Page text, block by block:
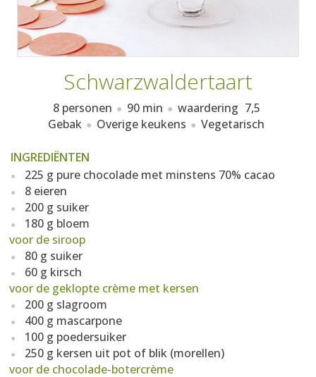
Schwarzwaldertaart
8 personen 90 min waardering 7,5
Gebak
Overige keukens Vegetarisch
INGREDIËNTEN
225 g pure chocolade met minstens 70% cacao
8 eieren
200 g suiker
180 g bloem
voor de siroop
80 g suiker
60 g kirsch
voor de geklopte crème met kersen
200 g slagroom
400 g mascarpone
100 g poedersuiker
250 g kersen uit pot of blik (morellen)
voor de chocolade-botercrème